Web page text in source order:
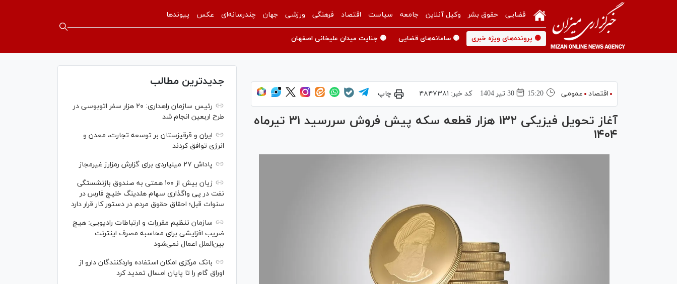
قضایی حقوق بشر وکیل آنلاین جامعه سیاست اقتصاد فرهنگی ورزشی جهان چندرسانه‌ای عکس پیوندها
🟡 پرونده‌های ویژه خبری 🟡 سامانه‌های قضایی 🟡 جنایت میدان علیخانی اصفهان
اقتصاد عمومی 15:20 30 تير 1404 کد خبر: ۴۸۴۷۳۸۱ چاپ
آغاز تحویل فیزیکی ۱۳۲ هزار قطعه سکه پیش فروش سررسید ۳۱ تیرماه
۱۴۰۴
جدیدترین مطالب
رئیس سازمان راهداری: ۲۰ هزار سفر اتوبوسی در
طرح اربعین انجام شد
ایران و قرقیزستان بر توسعه تجارت، معدن و
انرژی توافق کردند
پاداش ۲۷ میلیاردی برای گزارش رمزارز غیرمجاز
زیان بیش از ۱۰۰ همتی به صندوق بازنشستگی
نفت در پی واگذاری سهام هلدینگ خلیج فارس در
سنوات قبل؛ احقاق حقوق مردم در دستور کار قرار دارد
سازمان تنظیم مقررات و ارتباطات رادیویی: هیچ
ضریب افزایشی برای محاسبه مصرف اینترنت
بین‌الملل اعمال نمی‌شود
بانک مرکزی امکان استفاده واردکنندگان دارو از
اوراق گام را تا پایان امسال تمدید کرد